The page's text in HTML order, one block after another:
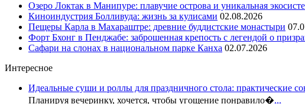
Озеро Локтак в Манипуре: плавучие острова и уникальная
Киноиндустрия Болливуда: жизнь за кулисами 02.08.2026
Пещеры Карла в Махараштре: древние буддистские монастыри
Форт Бхонг в Пенджабе: заброшенная крепость с легендой о
Сафари на слонах в национальном парке Канха 02.07.2026
Интересное
Идеальные суши и роллы для праздничного стола: практические
Планируя вечеринку, хочется, чтобы угощение понравило�...